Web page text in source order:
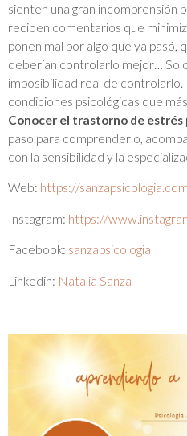
sienten una gran incomprensión
reciben comentarios que
ponen mal por algo que ya pasó,
deberían controlarlo mejor…
imposibilidad real de controlarlo.
condiciones psicológicas que
Conocer el trastorno de
paso para comprenderlo,
con la sensibilidad y la
Web: https://
Instagram: https://
Facebook: sanzapsicologia
Linkedin: Natalia Sanza